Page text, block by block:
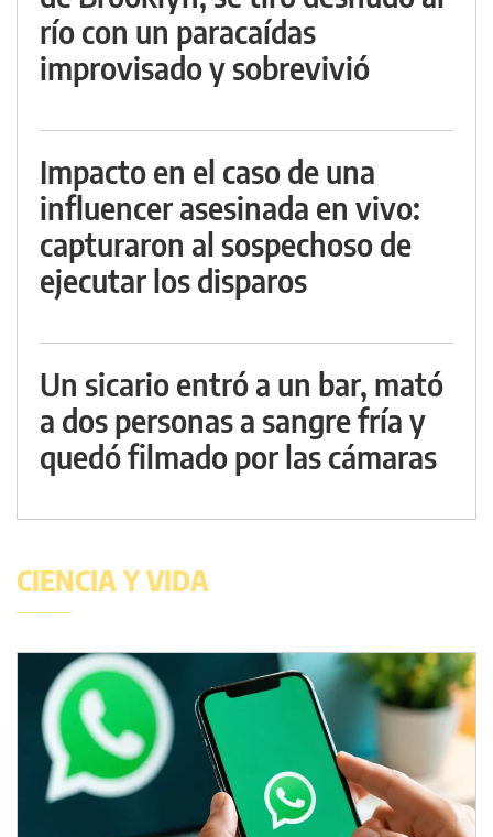
río con un paracaídas
improvisado y sobrevivió
Impacto en el caso de una
influencer asesinada en vivo:
capturaron al sospechoso de
ejecutar los disparos
Un sicario entró a un bar, mató
a dos personas a sangre fría y
quedó filmado por las cámaras
CIENCIA Y VIDA